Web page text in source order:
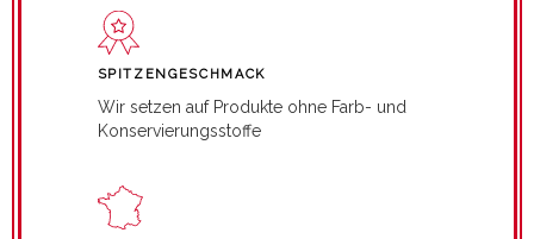
SPITZENGESCHMACK
Wir setzen auf Produkte ohne Farb- und
Konservierungsstoffe